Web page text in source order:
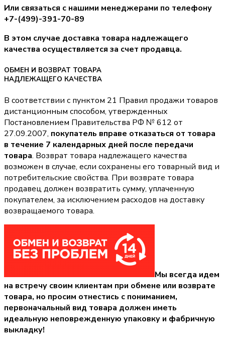
Или связаться с нашими менеджерами по телефону
+7-(499)-391-70-89
В этом случае доставка товара надлежащего
качества осуществляется за счет продавца.
ОБМЕН И ВОЗВРАТ ТОВАРА
НАДЛЕЖАЩЕГО КАЧЕСТВА
В соответствии с пунктом 21 Правил продажи товаров
дистанционным способом, утвержденных
Постановлением Правительства РФ № 612 от
27.09.2007, покупатель вправе отказаться от товара
в течение 7 календарных дней после передачи
товара. Возврат товара надлежащего качества
возможен в случае, если сохранены его товарный вид и
потребительские свойства. При возврате товара
продавец должен возвратить сумму, уплаченную
покупателем, за исключением расходов на доставку
возвращаемого товара.
Мы всегда идем
на встречу своим клиентам при обмене или возврате
товара, но просим отнестись с пониманием,
первоначальный вид товара должен иметь
идеальную неповрежденную упаковку и фабричную
выкладку!